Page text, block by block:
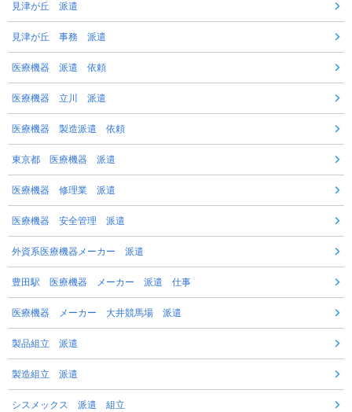
見津が丘 派遣
見津が丘 事務 派遣
医療機器 派遣 依頼
医療機器 立川 派遣
医療機器 製造派遣 依頼
東京都 医療機器 派遣
医療機器 修理業 派遣
医療機器 安全管理 派遣
外資系医療機器メーカー 派遣
豊田駅 医療機器 メーカー 派遣 仕事
医療機器 メーカー 大井競馬場 派遣
製品組立 派遣
製造組立 派遣
シスメックス 派遣 組立